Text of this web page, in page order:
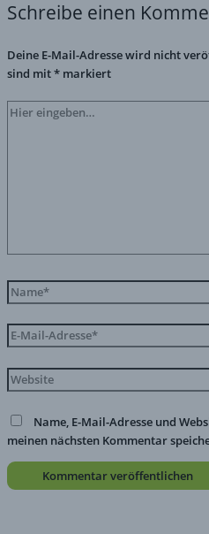
Schreibe einen
Deine E-Mail-Adresse wird nicht
sind mit* markiert
Name, E-Mail-Adresse und
meinen nächsten Kommentar